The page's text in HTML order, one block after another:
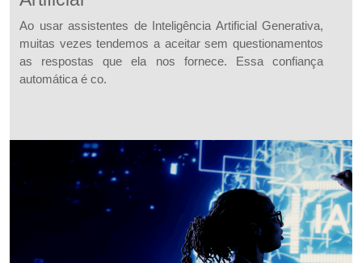
Ao usar assistentes de Inteligência Artificial Generativa,
muitas vezes tendemos a aceitar sem questionamentos
as respostas que ela nos fornece. Essa confiança
automática é co.